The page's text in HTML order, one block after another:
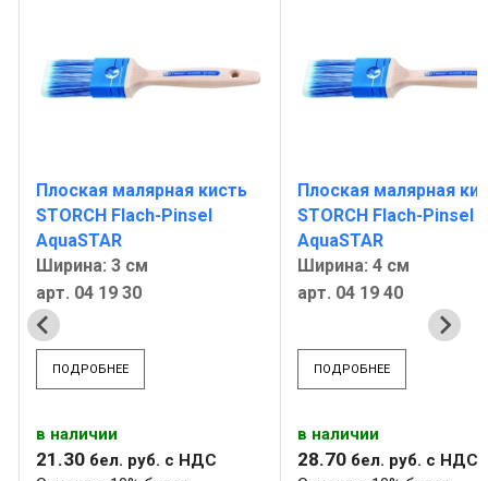
Плоская малярная кисть
STORCH Flach-Pinsel
AquaSTAR
Ширина: 3 см
арт. 04 19 30
ПОДРОБНЕЕ
в наличии
21 .30 бел. руб. с НДС
Плоская малярная
STORCH Flach-Pinsel
AquaSTAR
Ширина: 4 см
арт. 04 19 40
ПОДРОБНЕЕ
в наличии
28.70 бел. руб. с НДС